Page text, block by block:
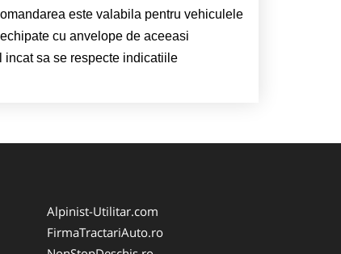
este valabila pentru vehiculele
cu anvelope de aceeasi
sa se respecte indicatiile
Alpinist-Utilitar.com
FirmaTractariAuto.ro